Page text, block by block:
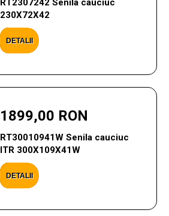
RT2307242 Senila cauciuc
230X72X42
DETALII
1899,00 RON
RT30010941W Senila cauciuc
ITR 300X109X41W
DETALII